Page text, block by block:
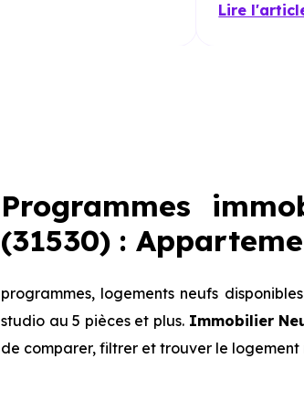
Lire
Programmes
(31530) :
programmes, logements neufs
studio au 5 pièces et plus. Immobilier
de comparer, filtrer et trouver le